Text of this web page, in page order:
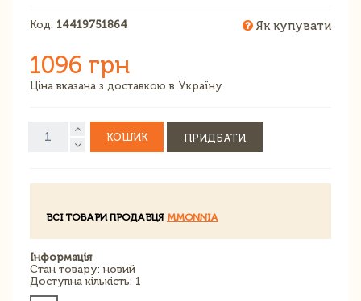
Код: 14419751864 Як купувати
1096 грн
Ціна вказана з доставкою в Україну
КОШИК ПРИДБАТИ
ВСІ ТОВАРИ ПРОДАВЦЯ MMONNIA
Інформація
Стан товару: новий
Доступна кількість: 1